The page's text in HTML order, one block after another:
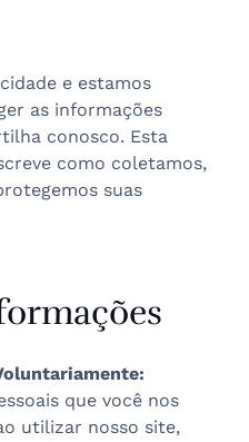
e estamos
as informações
conosco. Esta
como coletamos,
suas
que você nos
utilizar nosso site,